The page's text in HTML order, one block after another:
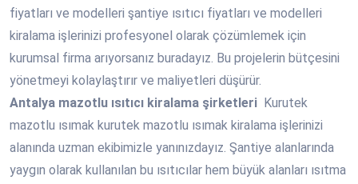
fiyatları ve modelleri şantiye ısıtıcı fiyatları ve modelleri
kiralama işlerinizi profesyonel olarak çözümlemek için
kurumsal firma arıyorsanız buradayız. Bu projelerin bütçesini
yönetmeyi kolaylaştırır ve maliyetleri düşürür.
Antalya mazotlu ısıtıcı kiralama şirketleri Kurutek
mazotlu ısımak kurutek mazotlu ısımak kiralama işlerinizi
alanında uzman ekibimizle yanınızdayız. Şantiye alanlarında
yaygın olarak kullanılan bu ısıtıcılar hem büyük alanları ısıtma